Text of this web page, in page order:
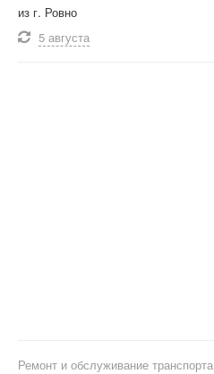
из г. Ровно
5 августа
Ремонт и обслуживание транспорта